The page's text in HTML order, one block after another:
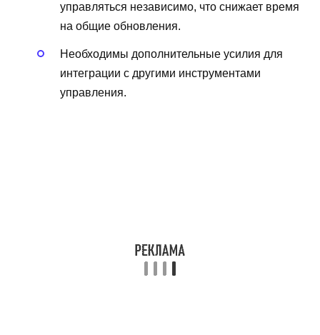
управляться независимо, что снижает время
на общие обновления.
Необходимы дополнительные усилия для
интеграции с другими инструментами
управления.